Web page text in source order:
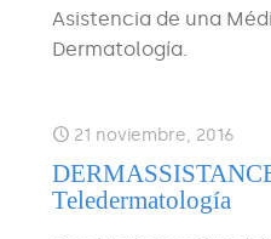
Asistencia de una
Dermatología.
21 noviembre, 2016
Teledermatología